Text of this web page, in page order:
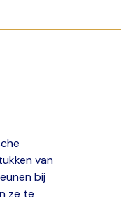
van
bij
ze te